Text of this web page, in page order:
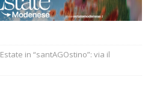
Estate in “santAGOstino”: via il